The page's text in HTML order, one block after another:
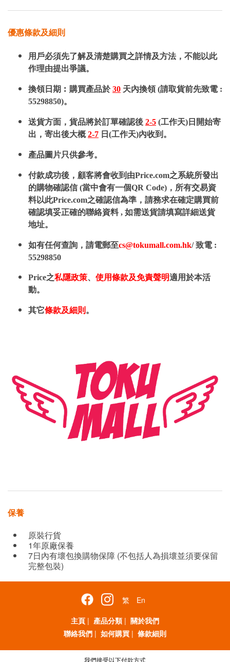
優惠條款及細則
用戶必須先了解及清楚購買之詳情及方法，不能以此
作理由提出爭議。
換領日期︰購買產品於30 天內換領 (請取貨前先致電 :
55298850)。
送貨方面，貨品將於訂單確認後 2-5 (工作天)日開始寄
出，寄出後大概2-7 日(工作天)內收到。
產品圖片只供參考。
付款成功後，顧客將會收到由Price.com之系統所發出
的購物確認信 (當中會有一個QR Code)，所有交易資
料以此Price.com之確認信為準，請務求在確定購買前
確認填妥正確的聯絡資料 , 如需送貨請填寫詳細送貨
地址。
如有任何查詢，請電郵至cs@tokumall.com.hk/ 致電 :
55298850
Price之私隱政策、 使用條款及免責聲明適用於本活
動。
其它條款及細則 。
保養
原裝行貨
1年原廠保養
7日內有壞包換購物保障 (不包括人為損壞並須要保留
完整包裝)
繁
En
主頁 | 產品分類 | 關於我們
聯絡我們 | 如何購買 | 條款細則
我們接受以下付款方式